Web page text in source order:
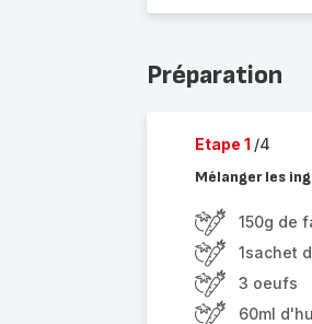
Préparation
Etape 1 /4
Mélanger les
150g de
1sachet
3 oeufs
60ml